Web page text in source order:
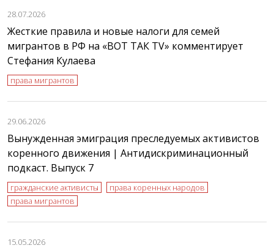
28.07.2026
Жесткие правила и новые налоги для семей
мигрантов в РФ на «ВОТ ТАК TV» комментирует
Стефания Кулаева
права мигрантов
29.06.2026
Вынужденная эмиграция преследуемых активистов
коренного движения | Антидискриминационный
подкаст. Выпуск 7
гражданские активисты
права коренных народов
права мигрантов
15.05.2026